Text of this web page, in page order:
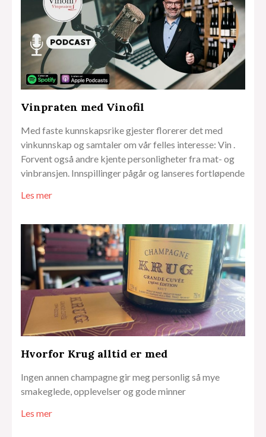
Vinpraten med Vinofil
Med faste kunnskapsrike gjester florerer det med
vinkunnskap og samtaler om vår felles interesse: Vin .
Forvent også andre kjente personligheter fra mat- og
vinbransjen. Innspillinger pågår og lanseres fortløpende
Les mer
Hvorfor Krug alltid er med
Ingen annen champagne gir meg personlig så mye
smakeglede, opplevelser og gode minner
Les mer